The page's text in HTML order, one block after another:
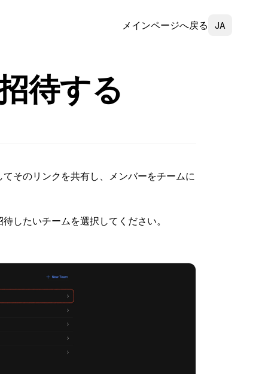
JA
メインページへ戻る
待する
そのリンクを共有し、メンバーをチームに
したいチームを選択してください。